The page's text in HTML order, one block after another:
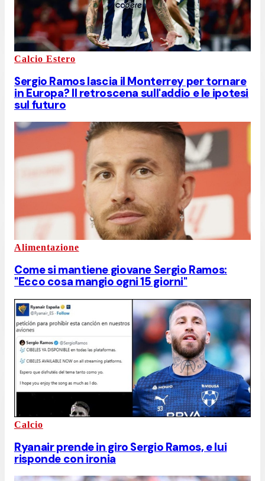
Calcio Estero
Sergio Ramos lascia il Monterrey per tornare
in Europa? Il retroscena sull'addio e le ipotesi
sul futuro
Alimentazione
Come si mantiene giovane Sergio Ramos:
"Ecco cosa mangio ogni 15 giorni"
Calcio
Ryanair prende in giro Sergio Ramos, e lui
risponde con ironia